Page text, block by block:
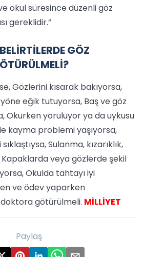
okul süresince düzenli göz
gereklidir.”
GÖZ
Gözlerini kısarak bakıyorsa,
eğik tutuyorsa, Baş ve göz
Okurken yoruluyor ya da uykusu
kayma problemi yaşıyorsa,
Sulanma, kızarıklık,
veya gözlerde şekil
Okulda tahtayı iyi
ve ödev yaparken
götürülmeli. MİLLİYET
Paylaş